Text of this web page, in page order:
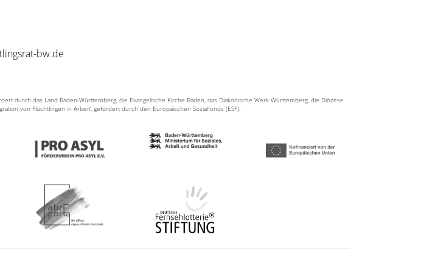
bw.de
durch das Land Baden-Württemberg, die Evangelische Kirche Baden, das Diakonische Werk Württemberg, die Diözese
von Flüchtlingen in Arbeit‘, gefördert durch den Europäischen Sozialfonds (ESF).